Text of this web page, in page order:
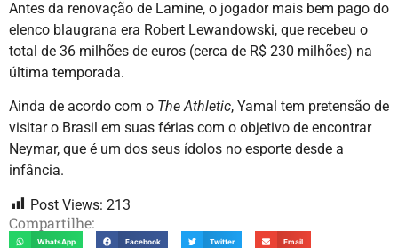
Antes da renovação de Lamine, o jogador mais bem pago do
elenco blaugrana era Robert Lewandowski, que recebeu o
total de 36 milhões de euros (cerca de R$ 230 milhões) na
última temporada.
Ainda de acordo com o The Athletic, Yamal tem pretensão de
visitar o Brasil em suas férias com o objetivo de encontrar
Neymar, que é um dos seus ídolos no esporte desde a
infância.
Post Views: 213
Compartilhe:
WhatsApp Facebook Twitter Email